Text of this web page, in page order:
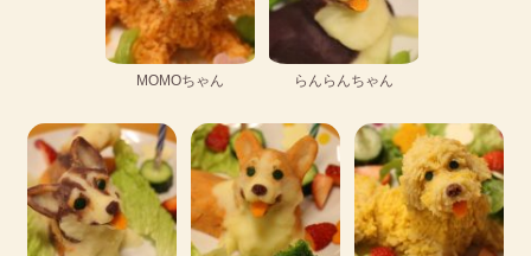
MOMOちゃん らんらんちゃん